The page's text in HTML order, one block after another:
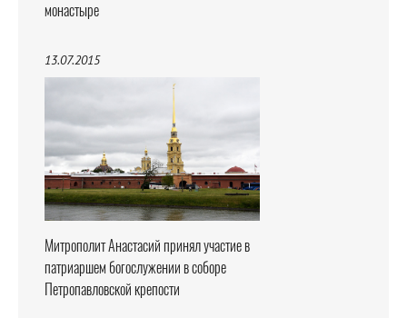
монастыре
13.07.2015
Митрополит Анастасий принял участие в
патриаршем богослужении в соборе
Петропавловской крепости